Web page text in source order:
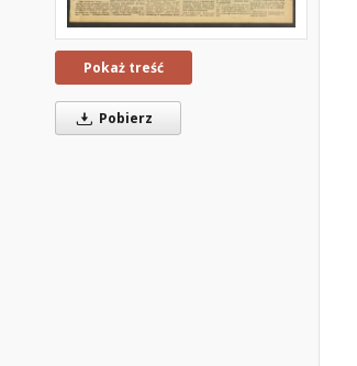
Pokaż treść
Pobierz